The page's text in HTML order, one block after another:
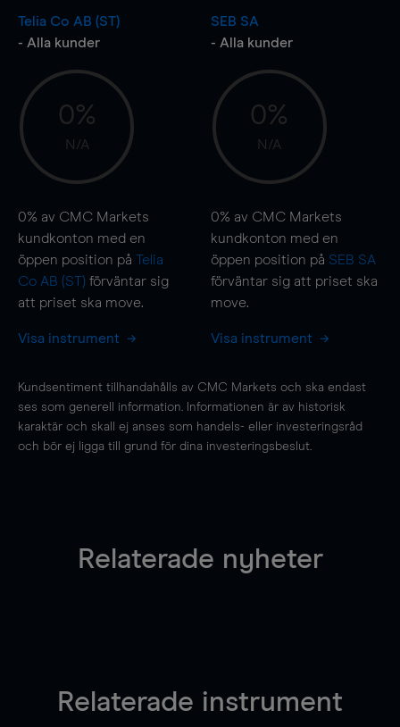
Telia Co AB (ST)
- Alla kunder
0%
N/A
0% av CMC Markets
kundkonton med en
öppen position på Telia
Co AB (ST) förväntar sig
att priset ska move.
Visa instrument
SEB SA
- Alla kunder
0%
N/A
0% av CMC Markets
kundkonton med en
öppen position på SEB SA
förväntar sig att priset ska
move.
Visa instrument
Kundsentiment tillhandahålls av CMC Markets och ska endast
ses som generell information. Informationen är av historisk
karaktär och skall ej anses som handels- eller investeringsråd
och bör ej ligga till grund för dina investeringsbeslut.
Relaterade nyheter
Relaterade instrument